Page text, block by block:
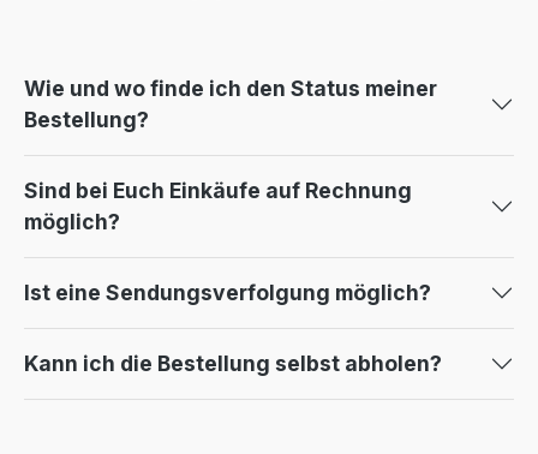
Wie und wo finde ich den Status meiner
Bestellung?
Sind bei Euch Einkäufe auf Rechnung
möglich?
Ist eine Sendungsverfolgung möglich?
Kann ich die Bestellung selbst abholen?